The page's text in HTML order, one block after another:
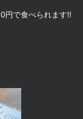
円で食べられます‼